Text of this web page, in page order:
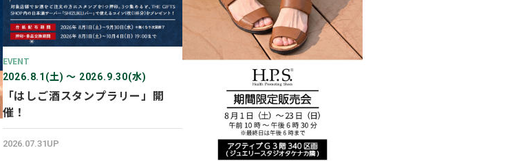
EVENT
2026.8.1(土) 〜 2026.9.30(水)
「はしご酒スタンプラリー」開
催！
2026.07.31UP